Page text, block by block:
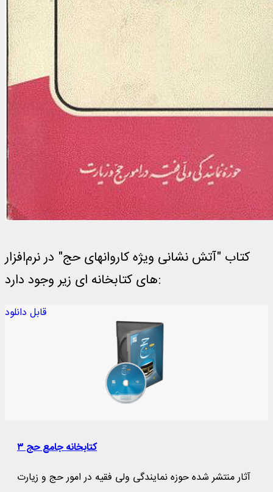
کتاب "آتش نشانی ویژه کاروانهای حج" در نرم‌افزار
های کتابخانه ای زیر وجود دارد:
قابل دانلود
کتابخانه جامع حج ۳
آثار منتشر شده حوزه نمایندگی ولی فقیه در امور حج و زیارت